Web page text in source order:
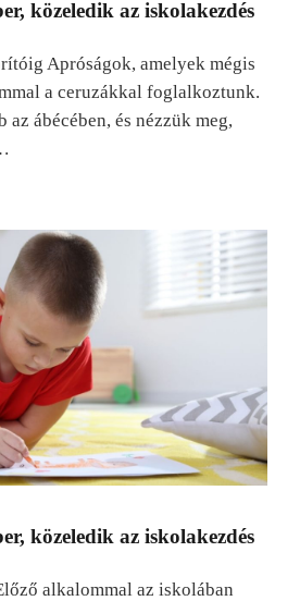
közeledik az iskolakezdés
Apróságok, amelyek mégis
a ceruzákkal foglalkoztunk.
ábécében, és nézzük meg,
közeledik az iskolakezdés
alkalommal az iskolában